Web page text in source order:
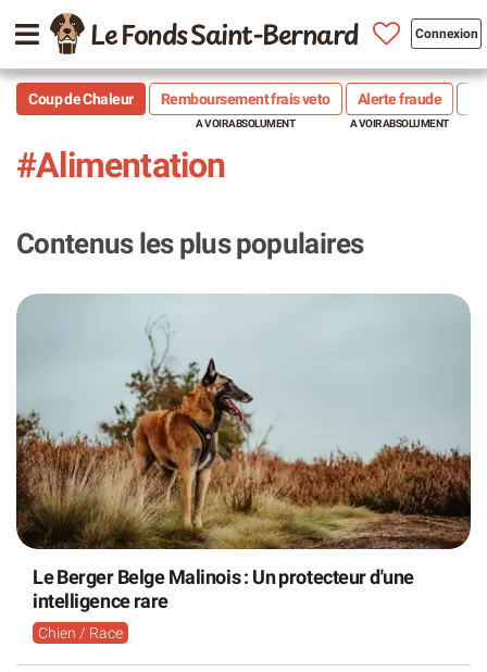
Le Fonds Saint-Bernard Connexion
Coup de Chaleur Remboursement frais veto Alerte fraude
#Alimentation
Contenus les plus populaires
Le Berger Belge Malinois : Un protecteur d'une
intelligence rare
Chien / Race